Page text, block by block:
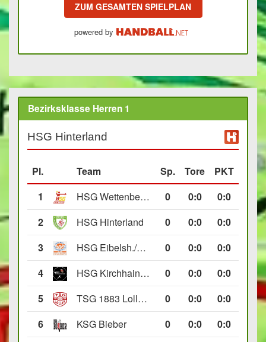
ZUM GESAMTEN SPIELPLAN
powered by
Bezirksklasse Herren 1
HSG Hinterland
Pl. Team Sp. Tore
PKT
1
HSG Wettenberg III 0 0:0
0:0
2
HSG Hinterland 0 0:0
0:0
3
HSG Eibelsh./Ewersb. II 0 0:0
0:0
4
HSG Kirchhain/Neustadt II 0 0:0
0:0
5
TSG 1883 Lollar II 0 0:0
0:0
6
KSG Bieber 0 0:0 0:0